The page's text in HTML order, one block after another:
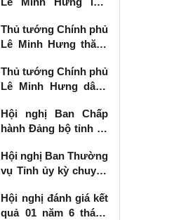
vụ Tỉnh ủy Lạng Sơn
Thủ tướng Chính phủ
Lê Minh Hưng thăm,
binh tại Lạng Sơn
Thủ tướng Chính phủ
Lê Minh Hưng dâng
các Anh hùng liệt sĩ
tại Lạng Sơn
Hội nghị Ban Chấp
hành Đảng bộ tỉnh kỳ
Hội nghị Ban Thường
vụ Tỉnh ủy kỳ chuyên
Hội nghị đánh giá kết
quả 01 năm 6 tháng